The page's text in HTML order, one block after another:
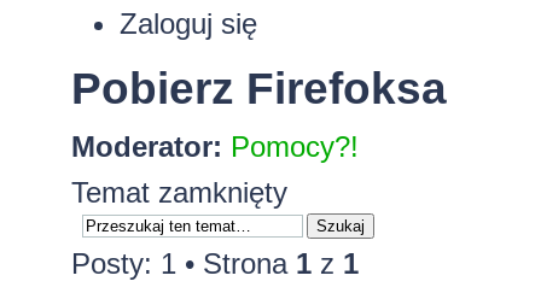
Zaloguj się
Pobierz Firefoksa
Moderator: Pomocy?!
Temat zamknięty
Posty: 1 • Strona 1z 1